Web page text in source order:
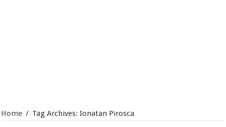
Home / Tag Archives: Ionatan Pirosca